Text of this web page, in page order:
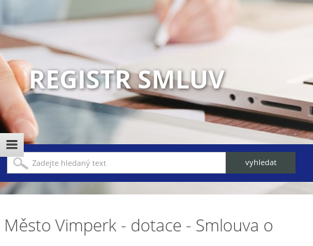
REGISTR SMLUV
Město Vimperk - dotace - Smlouva o